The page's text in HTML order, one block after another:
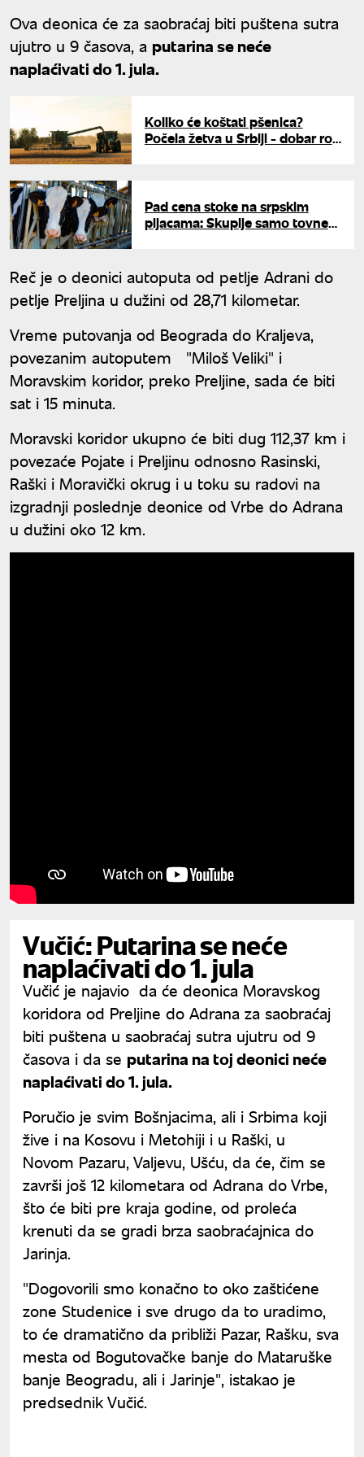
Ova deonica će za saobraćaj biti puštena sutra
ujutro u 9 časova, a putarina se neće
naplaćivati do 1. jula.
Koliko će koštati pšenica?
Počela žetva u Srbiji - dobar rod
Pad cena stoke na srpskim
pijacama: Skuplje samo tovne
Reč je o deonici autoputa od petlje Adrani do
petlje Preljina u dužini od 28,71 kilometar.
Vreme putovanja od Beograda do Kraljeva,
povezanim autoputem "Miloš Veliki" i
Moravskim koridor, preko Preljine, sada će biti
sat i 15 minuta.
Moravski koridor ukupno će biti dug 112,37 km i
povezaće Pojate i Preljinu odnosno Rasinski,
Raški i Moravički okrug i u toku su radovi na
izgradnji poslednje deonice od Vrbe do Adrana
u dužini oko 12 km.
Vučić: Putarina se neće
naplaćivati do 1. jula
Vučić je najavio da će deonica Moravskog
koridora od Preljine do Adrana za saobraćaj
biti puštena u saobraćaj sutra ujutru od 9
časova i da se putarina na toj deonici neće
naplaćivati do 1. jula.
Poručio je svim Bošnjacima, ali i Srbima koji
žive i na Kosovu i Metohiji i u Raški, u
Novom Pazaru, Valjevu, Ušću, da će, čim se
završi još 12 kilometara od Adrana do Vrbe,
što će biti pre kraja godine, od proleća
krenuti da se gradi brza saobraćajnica do
Jarinja.
"Dogovorili smo konačno to oko zaštićene
zone Studenice i sve drugo da to uradimo,
to će dramatično da približi Pazar, Rašku, sva
mesta od Bogutovačke banje do Mataruške
banje Beogradu, ali i Jarinje", istakao je
predsednik Vučić.